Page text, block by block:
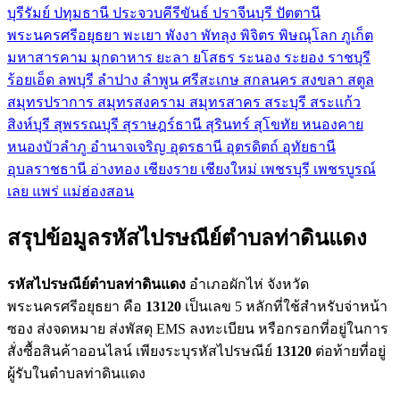
บุรีรัมย์ ปทุมธานี ประจวบคีรีขันธ์ ปราจีนบุรี ปัตตานี
พระนครศรีอยุธยา พะเยา พังงา พัทลุง พิจิตร พิษณุโลก ภูเก็ต
มหาสารคาม มุกดาหาร ยะลา ยโสธร ระนอง ระยอง ราชบุรี
ร้อยเอ็ด ลพบุรี ลำปาง ลำพูน ศรีสะเกษ สกลนคร สงขลา สตูล
สมุทรปราการ สมุทรสงคราม สมุทรสาคร สระบุรี สระแก้ว
สิงห์บุรี สุพรรณบุรี สุราษฎร์ธานี สุรินทร์ สุโขทัย หนองคาย
หนองบัวลำภู อำนาจเจริญ อุดรธานี อุตรดิตถ์ อุทัยธานี
อุบลราชธานี อ่างทอง เชียงราย เชียงใหม่ เพชรบุรี เพชรบูรณ์
เลย แพร่ แม่ฮ่องสอน
สรุปข้อมูลรหัสไปรษณีย์ตำบลท่าดินแดง
รหัสไปรษณีย์ตำบลท่าดินแดง อำเภอผักไห่ จังหวัด
พระนครศรีอยุธยา คือ 13120 เป็นเลข 5 หลักที่ใช้สำหรับจ่าหน้า
ซอง ส่งจดหมาย ส่งพัสดุ EMS ลงทะเบียน หรือกรอกที่อยู่ในการ
สั่งซื้อสินค้าออนไลน์ เพียงระบุรหัสไปรษณีย์ 13120 ต่อท้ายที่อยู่
ผู้รับในตำบลท่าดินแดง